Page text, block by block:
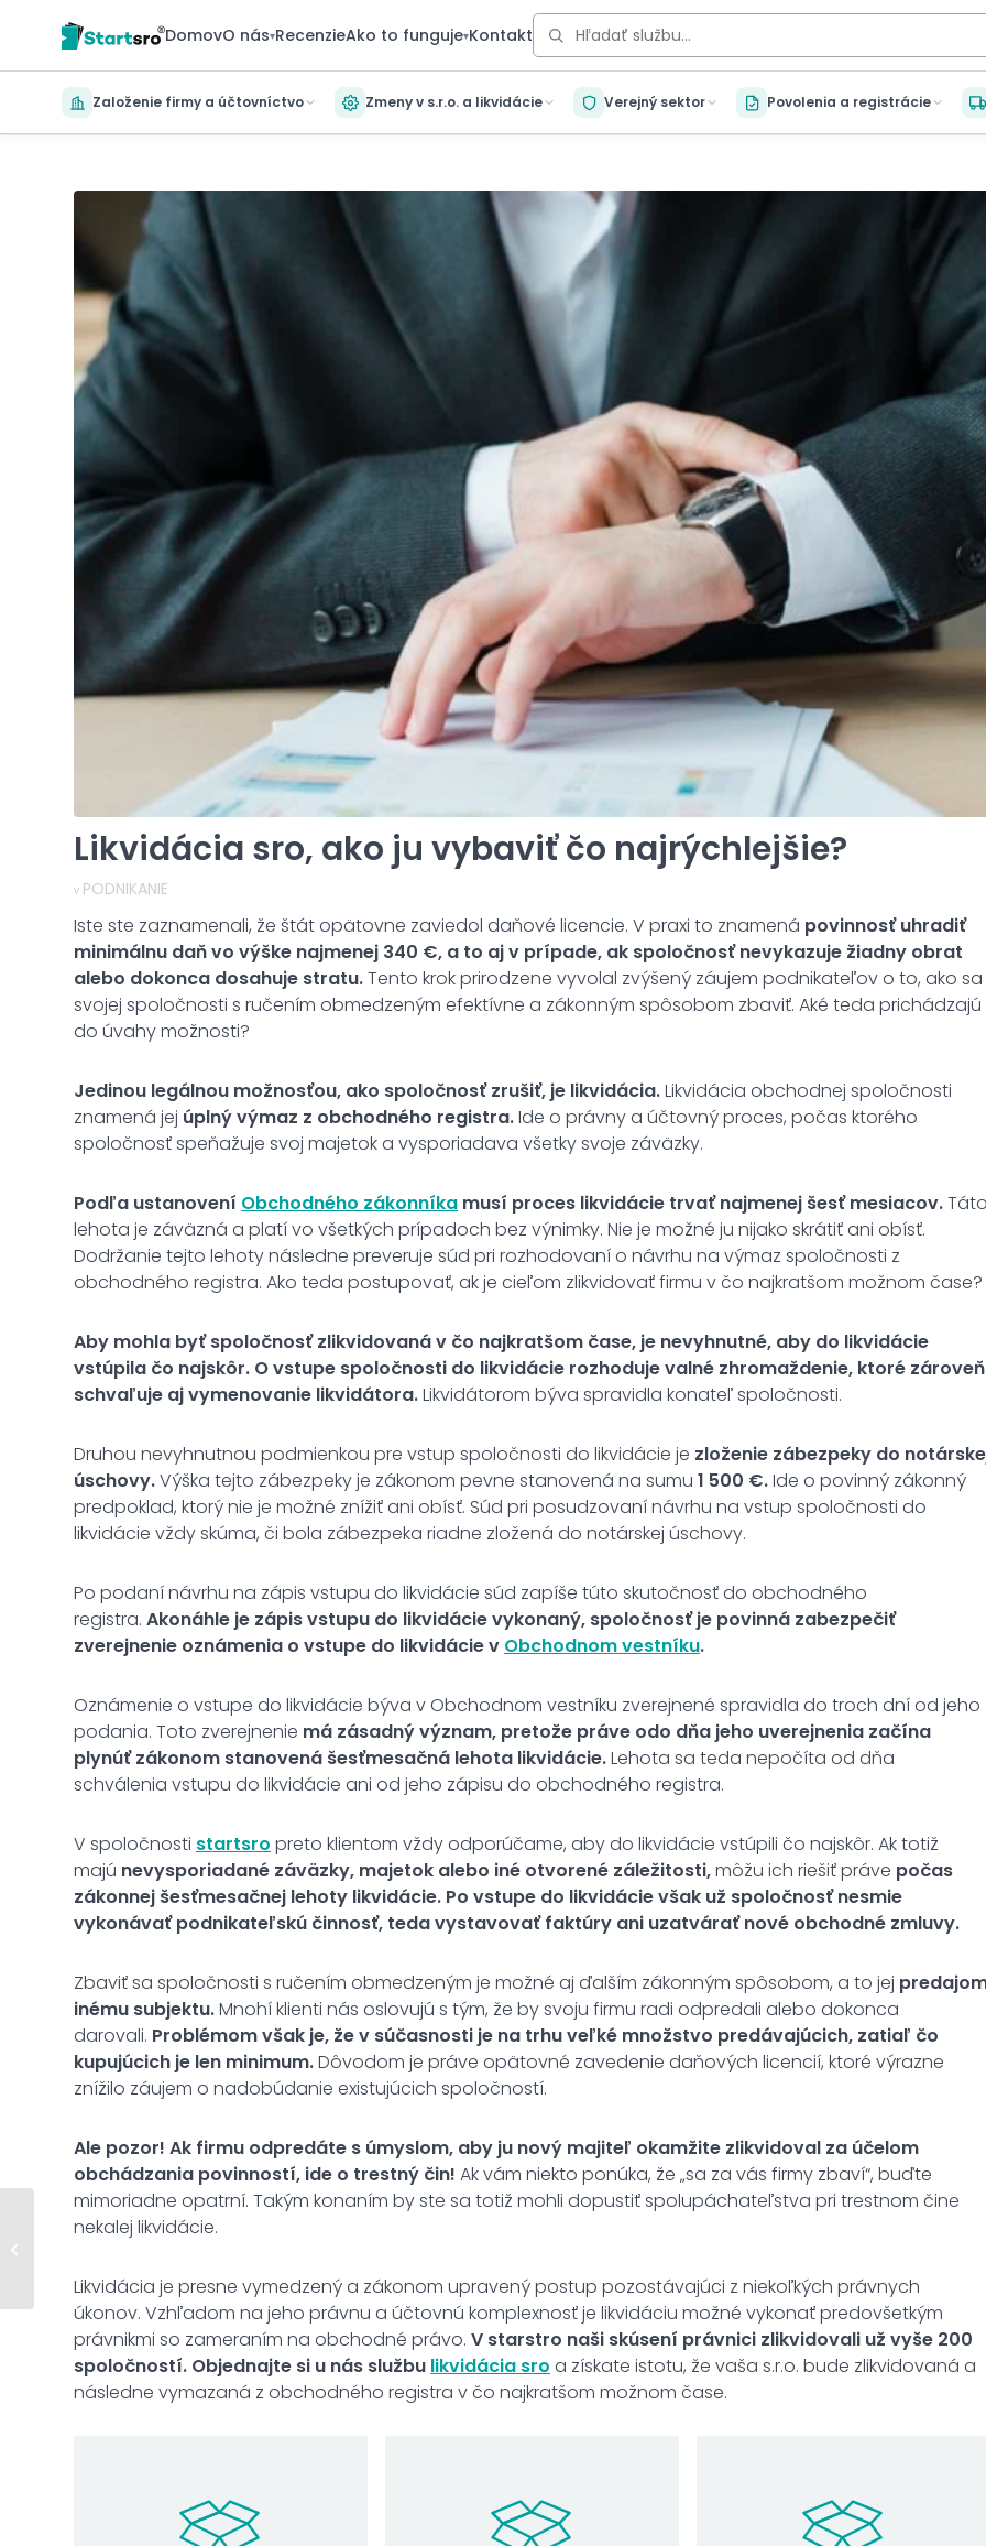
DomovO nás▾RecenzieAko to funguje▾Kontakt
Založenie firmy a účtovníctvo Zmeny v s.r.o. a likvidácie Verejný sektor Povolenia a registrácie
Likvidácia sro, ako ju vybaviť čo najrýchlejšie?
v PODNIKANIE
Iste ste zaznamenali, že štát opätovne zaviedol daňové licencie. V praxi to znamená povinnosť uhradiť
minimálnu daň vo výške najmenej 340 €, a to aj v prípade, ak spoločnosť nevykazuje žiadny obrat
alebo dokonca dosahuje stratu.Tento krok prirodzene vyvolal zvýšený záujem podnikateľov o to, ako sa
svojej spoločnosti s ručením obmedzeným efektívne a zákonným spôsobom zbaviť. Aké teda prichádzajú
do úvahy možnosti?
Jedinou legálnou možnosťou, ako spoločnosť zrušiť, je likvidácia.Likvidácia obchodnej spoločnosti
znamená jej úplný výmaz z obchodného registra.Ide o právny a účtovný proces, počas ktorého
spoločnosť speňažuje svoj majetok a vysporiadava všetky svoje záväzky.
Podľa ustanovení Obchodného zákonníka musí proces likvidácie trvať najmenej šesť mesiacov.
lehota je záväzná a platí vo všetkých prípadoch bez výnimky. Nie je možné ju nijako skrátiť ani obísť.
Dodržanie tejto lehoty následne preveruje súd pri rozhodovaní o návrhu na výmaz spoločnosti z
obchodného registra. Ako teda postupovať, ak je cieľom zlikvidovať firmu v čo najkratšom možnom čase?
Aby mohla byť spoločnosť zlikvidovaná v čo najkratšom čase, je nevyhnutné, aby do likvidácie
vstúpila čo najskôr. O vstupe spoločnosti do likvidácie rozhoduje valné zhromaždenie, ktoré zároveň
schvaľuje aj vymenovanie likvidátora.Likvidátorom býva spravidla konateľ spoločnosti.
Druhou nevyhnutnou podmienkou pre vstup spoločnosti do likvidácie je zloženie zábezpeky do
úschovy.Výška tejto zábezpeky je zákonom pevne stanovená na sumu 1 500 €.Ide o povinný zákonný
predpoklad, ktorý nie je možné znížiť ani obísť. Súd pri posudzovaní návrhu na vstup spoločnosti do
likvidácie vždy skúma, či bola zábezpeka riadne zložená do notárskej úschovy.
Po podaní návrhu na zápis vstupu do likvidácie súd zapíše túto skutočnosť do obchodného
registra. Akonáhle je zápis vstupu do likvidácie vykonaný, spoločnosť je povinná zabezpečiť
zverejnenie oznámenia o vstupe do likvidácie v Obchodnom vestníku.
Oznámenie o vstupe do likvidácie býva v Obchodnom vestníku zverejnené spravidla do troch dní od jeho
podania. Toto zverejnenie má zásadný význam, pretože práve odo dňa jeho uverejnenia začína
plynúť zákonom stanovená šesťmesačná lehota likvidácie.Lehota sa teda nepočíta od dňa
schválenia vstupu do likvidácie ani od jeho zápisu do obchodného registra.
V spoločnosti startsro preto klientom vždy odporúčame, aby do likvidácie vstúpili čo najskôr. Ak totiž
majú nevysporiadané záväzky, majetok alebo iné otvorené záležitosti,môžu ich riešiť práve počas
zákonnej šesťmesačnej lehoty likvidácie. Po vstupe do likvidácie však už spoločnosť nesmie
vykonávať podnikateľskú činnosť, teda vystavovať faktúry ani uzatvárať nové obchodné zmluvy.
Zbaviť sa spoločnosti s ručením obmedzeným je možné aj ďalším zákonným spôsobom, a to jej
inému subjektu.Mnohí klienti nás oslovujú s tým, že by svoju firmu radi odpredali alebo dokonca
darovali. Problémom však je, že v súčasnosti je na trhu veľké množstvo predávajúcich, zatiaľ čo
kupujúcich je len minimum.Dôvodom je práve opätovné zavedenie daňových licencií, ktoré výrazne
znížilo záujem o nadobúdanie existujúcich spoločností.
Ale pozor! Ak firmu odpredáte s úmyslom, aby ju nový majiteľ okamžite zlikvidoval za účelom
obchádzania povinností, ide o trestný čin! Ak vám niekto ponúka, že „sa za vás firmy zbaví“, buďte
mimoriadne opatrní. Takým konaním by ste sa totiž mohli dopustiť spolupáchateľstva pri trestnom čine
nekalej likvidácie.
Likvidácia je presne vymedzený a zákonom upravený postup pozostávajúci z niekoľkých právnych
úkonov. Vzhľadom na jeho právnu a účtovnú komplexnosť je likvidáciu možné vykonať predovšetkým
právnikmi so zameraním na obchodné právo. V starstro naši skúsení právnici zlikvidovali už vyše 200
spoločností. Objednajte si u nás službu likvidácia sro a získate istotu, že vaša s.r.o. bude zlikvidovaná a
následne vymazaná z obchodného registra v čo najkratšom možnom čase.
Koľko trvá založenie